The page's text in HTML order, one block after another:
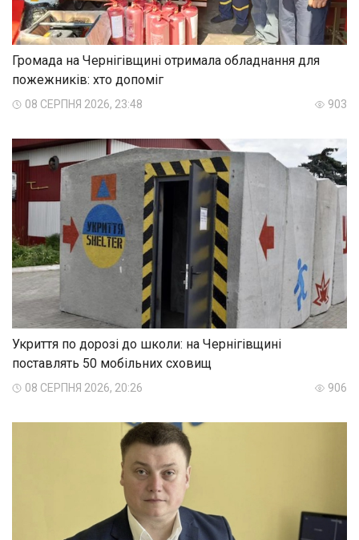
Громада на Чернігівщині отримала обладнання для
пожежників: хто допоміг
08 СЕРПНЯ 2026, 23:48 903
Укриття по дорозі до школи: на Чернігівщині
поставлять 50 мобільних сховищ
08 СЕРПНЯ 2026, 20:26 906